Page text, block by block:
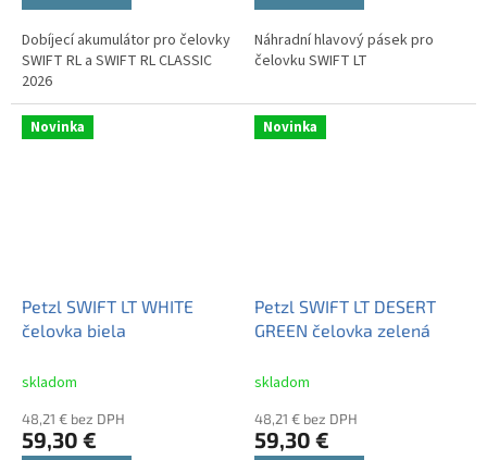
Dobíjecí akumulátor pro čelovky
SWIFT RL a SWIFT RL CLASSIC
2026
Náhradní hlavový pásek pro
čelovku SWIFT LT
Novinka
Petzl SWIFT LT WHITE
čelovka biela
skladom
48,21 € bez DPH
59,30 €
Novinka
Petzl SWIFT LT DESERT
GREEN čelovka zelená
skladom
48,21 € bez DPH
59,30 €